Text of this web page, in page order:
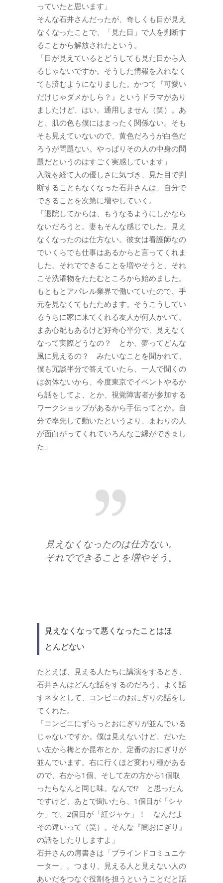
っていたと思います」
そんな石井さんだったが、奇しくも目が見え
なくなったことで、「見た目」で人を判断す
ることから解放されたという。
「目が見えているとどうしても見た目から入
るじゃないですか。そうした情報を入れなく
ても済むようになりました。かつて『可愛い
だけじゃダメかしら？』というドラマがあり
ましたけど、はい。通用しません（笑）。あ
と、肌の色も僕にはまったく関係ない。そも
そも見えていないので、黄色だろうが白色だ
ろうが問題ない。やっぱりその人の中身の問
題だというのはすごく実感しています」
入院を経て人の優しさに気づき、見た目で判
断することもなくなった石井さんは、自分で
できることを次第に増やしていく。
「退院してからは、もうなるようにしかなら
ないだろうと。妻もそんな感じでした。見え
なくなったのは仕方ない。彼女は看護師なの
でいくらでも仕事はあるからと言ってくれま
した。それでできることを増やそうと、それ
こそ洗濯物をたたむところから始めました。
もともとアパレル業界で働いていたので、手
元を見なくてもたためます。そうこうしてい
るうちに家に来てくれる友人が何人かいて。
まあ心配もあるけど好奇心半分で、見えなく
なって実際どうなの？ とか、夢ってどんな
風に見えるの？ みたいなことを聞かれて、
僕も冗談半分で答えていたら、一人で聞くの
は勿体ないから、今度東京でイベントやるか
ら話をしてよ、とか、視覚障害者が参加する
ワークショップがあるから手伝ってとか。自
分で率先して動いたというより、まわりの人
が面白がってくれていろんなご縁ができまし
た」
見えなくなったのは仕方ない。
それでできることを増やそう。
見えなくなって悪くなったことはほ
とんどない
たとえば、見える人たちに講演をするとき、
石井さんはどんな話をするのだろう。よく話
すネタとして、コンビニのおにぎりの話をし
てくれた。
「コンビニにずらっとおにぎりが並んでいる
じゃないですか。僕は見えないけど、だいた
い左から梅とか昆布とか、定番のおにぎりが
並んでいます。右に行くほど変わり種がある
ので、右から1個、そして左の方から1個取
ったらなんと同じ味。なんで!? と思ったん
ですけど、あとで聞いたら、1個目が「シャ
ケ」で、2個目が「紅ジャケ」！ なんだよ
その違いって（笑）。そんな『闇おにぎり』
の話をしたりしますよ」
石井さんの肩書きは「ブラインドコミュニケ
ーター」。つまり、見える人と見えない人の
あいだをつなぐ役割を担うということだと話